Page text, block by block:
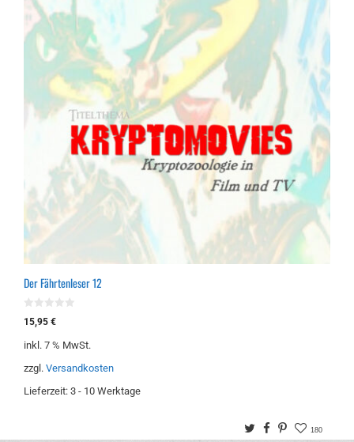
Der Fährtenleser 12
0
v
n
15,95 €
inkl. 7 % MwSt.
zzgl. Versandkosten
Lieferzeit: 3 - 10 Werktage
TwitterFacebook
Pinterest
180